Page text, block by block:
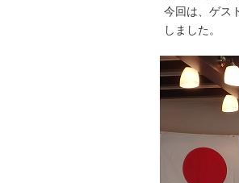
今回は、ゲス
しました。